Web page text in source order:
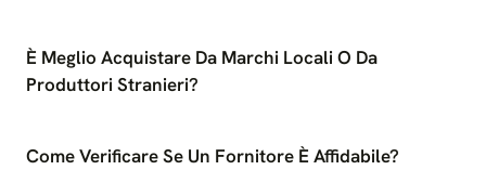
È Meglio Acquistare Da Marchi Locali O Da
Produttori Stranieri?
Come Verificare Se Un Fornitore È Affidabile?